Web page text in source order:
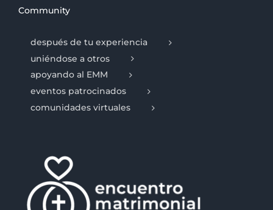
Community
después de tu experiencia
uniéndose a otros
apoyando al EMM
eventos patrocinados
comunidades virtuales